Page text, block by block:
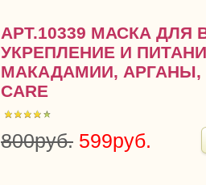
АРТ.10339 МАСКА ДЛЯ
УКРЕПЛЕНИЕ И
МАКАДАМИИ, АРГАНЫ,
CARE
800руб. 599руб.